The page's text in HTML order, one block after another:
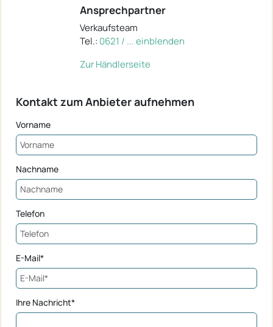
Ansprechpartner
Verkaufsteam
Tel.: 0621 / ... einblenden
Zur Händlerseite
Kontakt zum Anbieter aufnehmen
Vorname
Nachname
Telefon
E-Mail*
Ihre Nachricht*